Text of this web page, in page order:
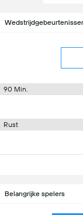
90 Min.
Rust
Belangrijke spelers